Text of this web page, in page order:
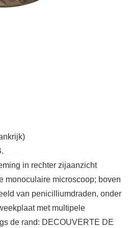
in rechter zijaanzicht
monoculaire microscoop; boven
van penicilliumdraden, onder
met multipele
de rand: DECOUVERTE DE